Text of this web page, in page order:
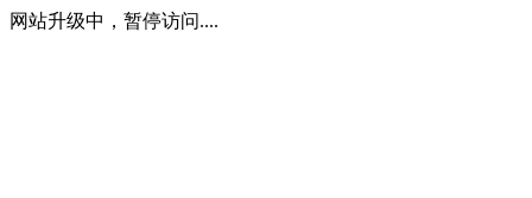
网站升级中，暂停访问....